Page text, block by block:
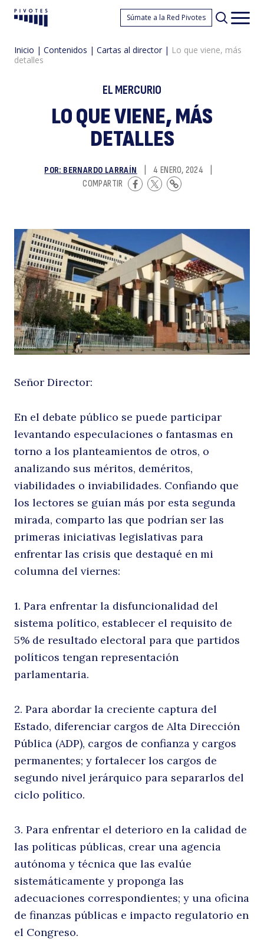
Pivotes Súmate a la Red Pivotes
Inicio | Contenidos | Cartas al director | Lo que viene, más
detalles
EL MERCURIO
LO QUE VIENE, MÁS
DETALLES
POR: BERNARDO LARRAÍN 4 ENERO, 2024
COMPARTIR
Señor Director:
En el debate público se puede participar
levantando especulaciones o fantasmas en
torno a los planteamientos de otros, o
analizando sus méritos, deméritos,
viabilidades o inviabilidades. Confiando que
los lectores se guían más por esta segunda
mirada, comparto las que podrían ser las
primeras iniciativas legislativas para
enfrentar las crisis que destaqué en mi
columna del viernes:
1. Para enfrentar la disfuncionalidad del
sistema político, establecer el requisito de
5% de resultado electoral para que partidos
políticos tengan representación
parlamentaria.
2. Para abordar la creciente captura del
Estado, diferenciar cargos de Alta Dirección
Pública (ADP), cargos de confianza y cargos
permanentes; y fortalecer los cargos de
segundo nivel jerárquico para separarlos del
ciclo político.
3. Para enfrentar el deterioro en la calidad de
las políticas públicas, crear una agencia
autónoma y técnica que las evalúe
sistemáticamente y proponga las
adecuaciones correspondientes; y una oficina
de finanzas públicas e impacto regulatorio en
el Congreso.